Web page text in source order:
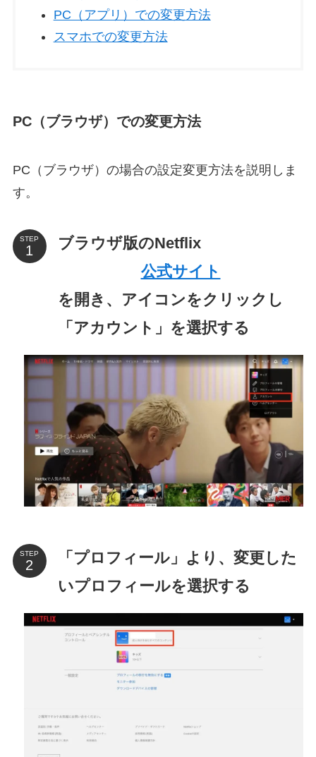
PC（アプリ）での変更方法
スマホでの変更方法
PC（ブラウザ）での変更方法
PC（ブラウザ）の場合の設定変更方法を説明しま
す。
STEP
ブラウザ版のNetflix
公式サイト
を開き、アイコンをクリックし
「アカウント」を選択する
STEP
「プロフィール」より、変更した
いプロフィールを選択する